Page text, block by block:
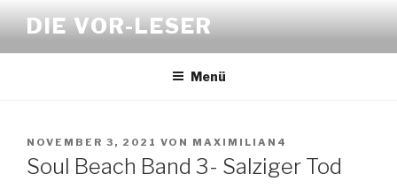
Inhalt
springen
DIE VOR-LESER
Menü
VERÖFFENTLICHT
AM
NOVEMBER 3, 2021 VON MAXIMILIAN4
Soul Beach Band 3- Salziger Tod